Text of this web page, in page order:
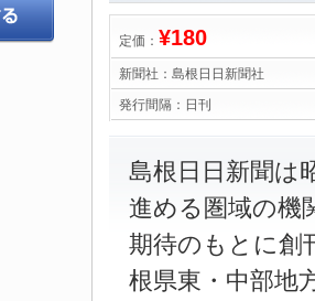
定価： ¥180
新聞社： 島根日日新聞社
発行間隔： 日刊
島根日日新聞は
進める圏域の機
期待のもとに創
根県東・中部地